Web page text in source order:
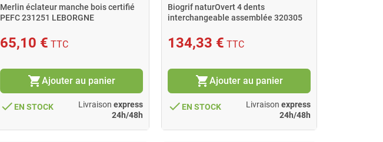
Merlin éclateur manche bois certifié
PEFC 231251 LEBORGNE
65,10 € TTC
shopping_cartAjouter au panier
done EN STOCK Livraison express
24h/48h
Biogrif naturOvert 4 dents
interchangeable assemblée 320305
134,33 € TTC
shopping_cartAjouter au panier
done EN STOCK Livraison express
24h/48h